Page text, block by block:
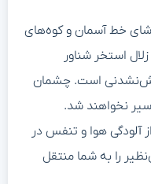
خط آسمان و کوه‌های
استخر شناور
است. چشمان
نخواهند شد.
آلودگی هوا و تنفس در
را به شما منتقل